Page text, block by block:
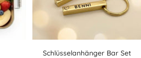
Schlüsselanhänger Bar Set